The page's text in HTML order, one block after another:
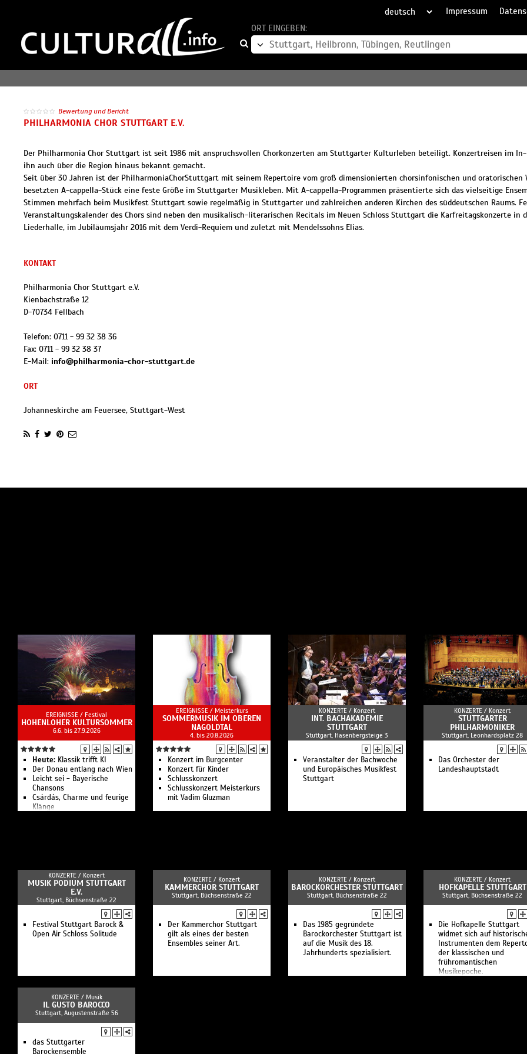
Impressum
ORT EINGEBEN:
Bewertung und Bericht
PHILHARMONIA CHOR STUTTGART E.V.
Der Philharmonia Chor Stuttgart ist seit 1986 mit anspruchsvollen Chorkonzerten am Stuttgarter Kulturleben beteiligt. Konzertreisen im In-
ihn auch über die Region hinaus bekannt gemacht.
Seit über 30 Jahren ist der PhilharmoniaChorStuttgart mit seinem Repertoire vom groß dimensionierten chorsinfonischen und oratorischen
besetzten A-cappella-Stück eine feste Größe im Stuttgarter Musikleben. Mit A-cappella-Programmen präsentierte sich das vielseitige
Stimmen mehrfach beim Musikfest Stuttgart sowie regelmäßig in Stuttgarter und zahlreichen anderen Kirchen des süddeutschen Raums.
Veranstaltungskalender des Chors sind neben den musikalisch-literarischen Recitals im Neuen Schloss Stuttgart die Karfreitagskonzerte in
Liederhalle, im Jubiläumsjahr 2016 mit dem Verdi-Requiem und zuletzt mit Mendelssohns Elias.
KONTAKT
Philharmonia Chor Stuttgart e.V.
Kienbachstraße 12
D-70734 Fellbach
Telefon: 0711 - 99 32 38 36
Fax: 0711 - 99 32 38 37
E-Mail: info@philharmonia-chor-stuttgart.de
ORT
Johanneskirche am Feuersee, Stuttgart-West
EREIGNISSE / Festival
HOHENLOHER KULTURSOMMER
6.6. bis 27.9.2026
Heute: Klassik trifft KI
Der Donau entlang nach Wien
Leicht sei - Bayerische
Chansons
Csárdás, Charme und feurige
Klänge
Der Atem des Raga - Musik &
Kulinarik aus Indien
Meisterliches Finale
Vitamin Pe - Das
Licht und Finsternis
Unavantaluna - Musik aus
Sizilien
Spurensuche - Ungarischer
Bolero
Bach in Blue
Prinz-Constantin-Konzert
Wach auf, meins Herzens
Schöne
Sonaten, Tänze und
Interludien
EREIGNISSE / Meisterkurs
SOMMERMUSIK IM OBEREN
NAGOLDTAL
4. bis 20.8.2026
Konzert im Burgcenter
Konzert für Kinder
Schlusskonzert
Schlusskonzert Meisterkurs
mit Vadim Gluzman
KONZERTE / Konzert
INT. BACHAKADEMIE
STUTTGART
Stuttgart, Hasenbergsteige 3
Veranstalter der Bachwoche
und Europäisches Musikfest
Stuttgart
KONZERTE / Konzert
STUTTGARTER
PHILHARMONIKER
Stuttgart, Leonhardsplatz 28
Das Orchester der
Landeshauptstadt
KONZERTE / Konzert
MUSIK PODIUM STUTTGART
E.V.
Stuttgart, Büchsenstraße 22
Festival Stuttgart Barock &
Open Air Schloss Solitude
KONZERTE / Konzert
KAMMERCHOR STUTTGART
Stuttgart, Büchsenstraße 22
Der Kammerchor Stuttgart
gilt als eines der besten
Ensembles seiner Art.
KONZERTE / Konzert
BAROCKORCHESTER STUTTGART
Stuttgart, Büchsenstraße 22
Das 1985 gegründete
Barockorchester Stuttgart ist
auf die Musik des 18.
Jahrhunderts spezialisiert.
KONZERTE / Konzert
HOFKAPELLE STUTTGART
Stuttgart, Büchsenstraße 22
Die Hofkapelle Stuttgart
widmet sich auf
Instrumenten dem
der klassischen und
frühromantischen
Musikepoche.
KONZERTE / Musik
IL GUSTO BAROCCO
Stuttgart, Augustenstraße 56
das Stuttgarter
Barockensemble